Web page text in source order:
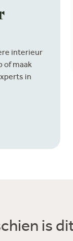
interieur
of maak
in
is